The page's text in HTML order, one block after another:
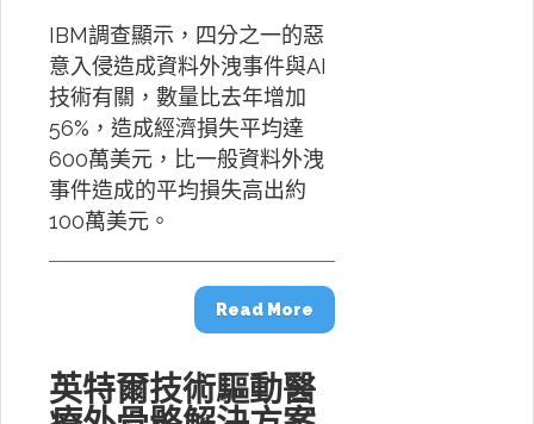
IBM調查顯示，四分之一的惡
意入侵造成資料外洩事件與AI
技術有關，數量比去年增加
56%，造成經濟損失平均達
600萬美元，比一般資料外洩
事件造成的平均損失高出約
100萬美元。
Read More
英特爾技術驅動醫